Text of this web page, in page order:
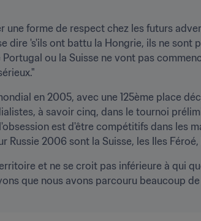
forme de respect chez les futurs
dire 's'ils ont battu la Hongrie, ils ne sont
ou la Suisse ne vont pas
en 2005, avec une 125ème place
à savoir cinq, dans le tournoi
est d'être compétitifs dans les
2006 sont la Suisse, les Iles
et ne se croit pas inférieure à qui
que nous avons parcouru beaucoup